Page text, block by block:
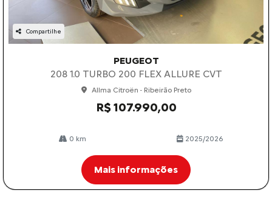
Compartilhe
PEUGEOT
208 1.0 TURBO 200 FLEX ALLURE CVT
Allma Citroën - Ribeirão Preto
R$ 107.990,00
0 km 2025/2026
Mais informações